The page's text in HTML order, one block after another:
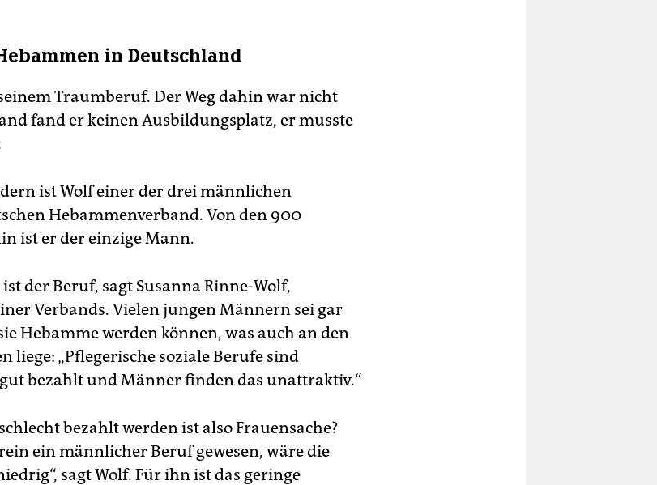
in Deutschland
Traumberuf. Der Weg dahin war nicht
fand er keinen Ausbildungsplatz, er musste
ist Wolf einer der drei männlichen
Hebammenverband. Von den 900
ist er der einzige Mann.
der Beruf, sagt Susanna Rinne-Wolf,
Verbands. Vielen jungen Männern sei gar
Hebamme werden können, was auch an den
liege: „Pflegerische soziale Berufe sind
bezahlt und Männer finden das unattraktiv.“
bezahlt werden ist also Frauensache?
ein männlicher Beruf gewesen, wäre die
sagt Wolf. Für ihn ist das geringe